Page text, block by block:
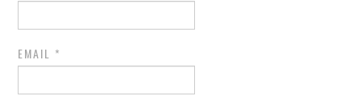
EMAIL *